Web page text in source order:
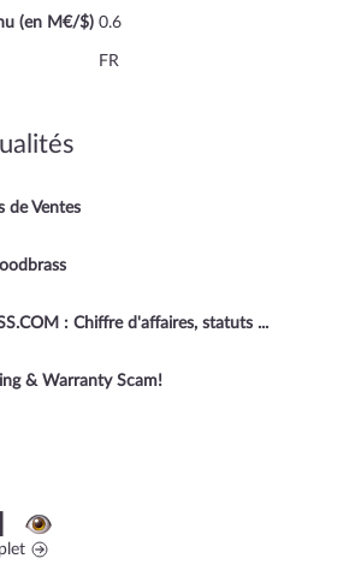
(en M€/$) 0.6
FR
de Ventes
: Chiffre d'affaires, statuts ...
& Warranty Scam!